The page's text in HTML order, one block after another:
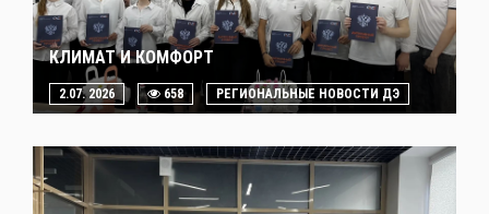
КЛИМАТ И КОМФОРТ
2.07. 2026 658 РЕГИОНАЛЬНЫЕ НОВОСТИ ДЭ